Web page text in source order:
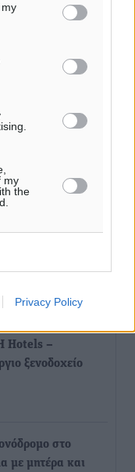
my
the
Privacy Policy
του στη
Ελλάδα
ξενοδοχείων
– Στο
Hotels –
ξενοδοχείο
στο
με μητέρα και